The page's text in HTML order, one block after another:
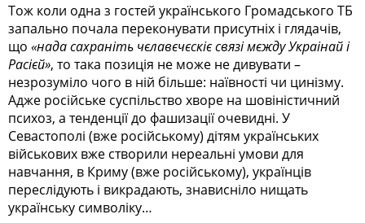
Тож коли одна з гостей українського Громадського ТБ
запально почала переконувати присутніх і глядачів,
що «нада сахраніть чєлавєчєскіє связі мєжду Украінай і
Расієй», то така позиція не може не дивувати –
незрозуміло чого в ній більше: наївності чи цинізму.
Адже російське суспільство хворе на шовіністичний
психоз, а тенденції до фашизації очевидні. У
Севастополі (вже російському) дітям українських
військових вже створили нереальні умови для
навчання, в Криму (вже російському), українців
переслідують і викрадають, знависніло нищать
українську символіку…